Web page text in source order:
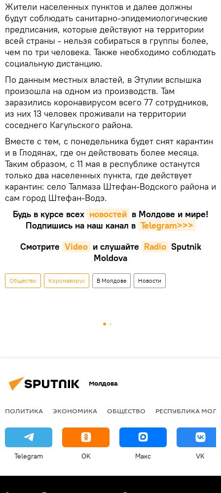
Жители населенных пунктов и далее должны
будут соблюдать санитарно-эпидемиологические
предписания, которые действуют на территории
всей страны - нельзя собираться в группы более,
чем по три человека. Также необходимо соблюдать
социальную дистанцию.
По данным местных властей, в Этулии вспышка
произошла на одном из производств. Там
заразились коронавирусом всего 77 сотрудников,
из них 13 человек проживали на территории
соседнего Кагульского района.
Вместе с тем, с понедельника будет снят карантин
и в Глодянах, где он действовать более месяца.
Таким образом, с 11 мая в республике останутся
только два населенных пункта, где действует
карантин: село Талмаза Штефан-Водского района и
сам город Штефан-Водэ.
Будь в курсе всех новостей в Молдове и мире!
Подпишись на наш канал в Telegram>>>
Смотрите Video и слушайте Radio Sputnik
Moldova
Общество Коронавирус В Молдове Новости
Молдова
ПОЛИТИКА ЭКОНОМИКА ОБЩЕСТВО РЕСПУБЛИКА
Telegram OK Макс VK